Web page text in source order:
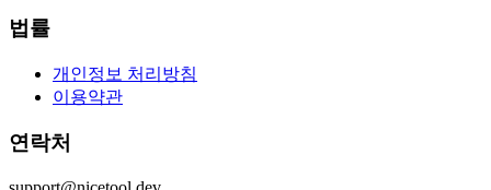
법률
개인정보 처리방침
이용약관
연락처